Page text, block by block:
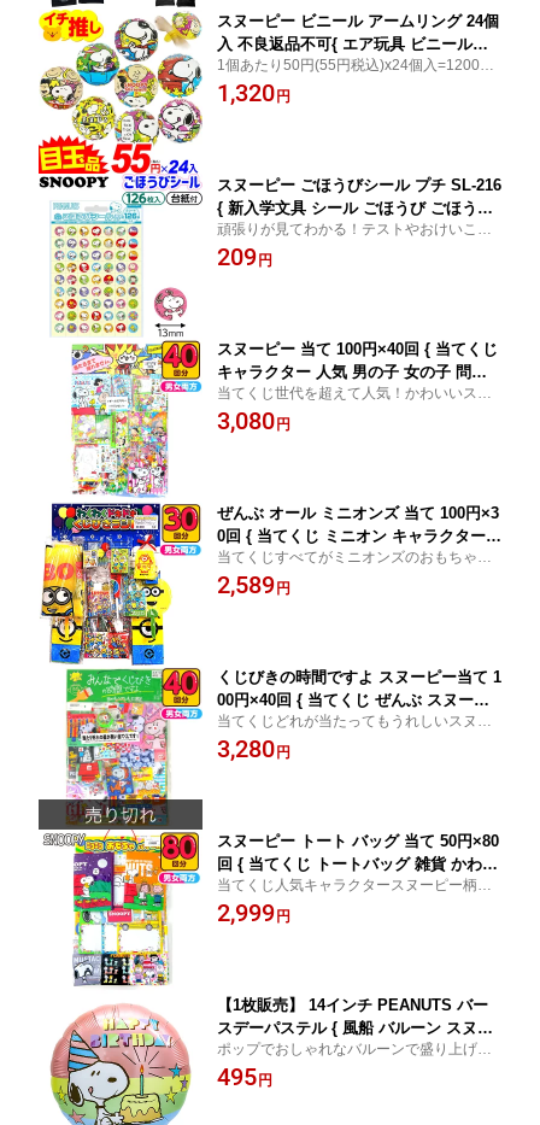
スヌーピー ビニール アームリング 24個
入 不良返品不可{ エア玩具 ビニール玩
具 ビニールおもちゃ 腕輪 うでわ 人気
キャラクター }{ 景品 人気 子供 縁日 お
1個あたり50円(55円税込)x24個入=1200円
(1320円税込)
1,320 円
スヌーピー ごほうびシール プチ SL-216
{ 新入学文具 シール ごほうび ごほうび
シール 保育園 幼稚園 習い事 おけいこ
こども 子供 }{ 学用品 新入学 入園 入学
頑張りが見てわかる！テストやおけいこ、
宿題などのごほうびに
209 円
スヌーピー 当て 100円×40回 { 当てくじ
キャラクター 人気 男の子 女の子 問屋 }
{ くじ クジ 当てくじ くじ引き おもちゃ
景品 子供会 縁日 お子様ランチ 文房具
当てくじ世代を超えて人気！かわいいスヌ
ーピーグッズ当て
3,080 円
ぜんぶ オール ミニオンズ 当て 100円×3
0回 { 当てくじ ミニオン キャラクター
文具 文房具 }{ 景品 おもちゃ 玩具 子供
会 お祭り くじ引き くじ 縁日 屋台 問屋
当てくじすべてがミニオンズのおもちゃや
雑貨の当てくじ
2,589 円
くじびきの時間ですよ スヌーピー当て 1
00円×40回 { 当てくじ ぜんぶ スヌーピ
ー グッズ 雑貨 人気 キャラクター 女の
子 男の子 }{ お祭り まつり 子供会 くじ
当てくじどれが当たってもうれしいスヌー
ピーグッズ！
3,280 円
スヌーピー トート バッグ 当て 50円×80
回 { 当てくじ トートバッグ 雑貨 かわい
い グッズ 人気 キャラクター 男の子 女
の子 子供 }{ くじ クジ 当てくじ くじ引
当てくじ人気キャラクタースヌーピー柄の
おもちゃや雑貨入り
2,999 円
【1枚販売】 14インチ PEANUTS バー
スデーパステル { 風船 バルーン スヌー
ピー snoopy かわいい 人気 キャラクタ
ー }{ 風船 バルーン イベント パーティ
ポップでおしゃれなバルーンで盛り上げる
空間ディスプレイ
495 円